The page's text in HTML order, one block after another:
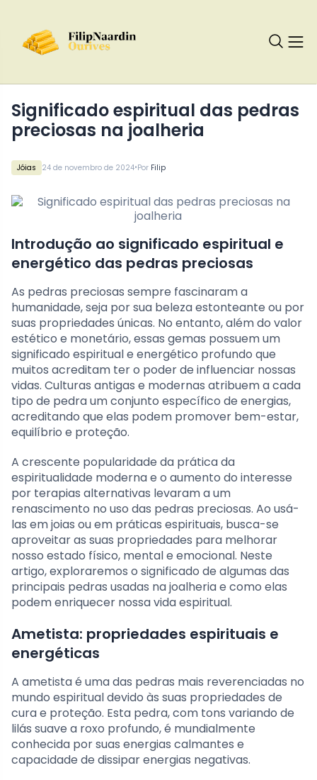
Jóias 24 de novembro de 2024•Por Filip
Significado espiritual das pedras
preciosas na joalheria
Introdução ao significado espiritual e
energético das pedras preciosas
As pedras preciosas sempre fascinaram a
humanidade, seja por sua beleza estonteante ou por
suas propriedades únicas. No entanto, além do valor
estético e monetário, essas gemas possuem um
significado espiritual e energético profundo que
muitos acreditam ter o poder de influenciar nossas
vidas. Culturas antigas e modernas atribuem a cada
tipo de pedra um conjunto específico de energias,
acreditando que elas podem promover bem-estar,
equilíbrio e proteção.
A crescente popularidade da prática da
espiritualidade moderna e o aumento do interesse
por terapias alternativas levaram a um
renascimento no uso das pedras preciosas. Ao usá-
las em joias ou em práticas espirituais, busca-se
aproveitar as suas propriedades para melhorar
nosso estado físico, mental e emocional. Neste
artigo, exploraremos o significado de algumas das
principais pedras usadas na joalheria e como elas
podem enriquecer nossa vida espiritual.
Ametista: propriedades espirituais e
energéticas
A ametista é uma das pedras mais reverenciadas no
mundo espiritual devido às suas propriedades de
cura e proteção. Esta pedra, com tons variando de
lilás suave a roxo profundo, é mundialmente
conhecida por suas energias calmantes e
capacidade de dissipar energias negativas.